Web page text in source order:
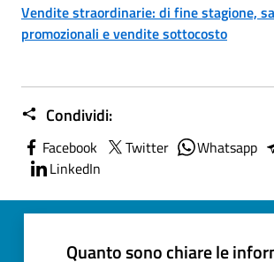
Vendite straordinarie: di fine stagione,
promozionali e vendite sottocosto
Condividi:
Facebook Twitter Whatsapp
LinkedIn
Quanto sono chiare le